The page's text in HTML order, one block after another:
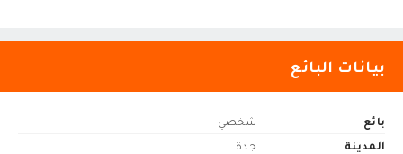
بيانات البائع
بائع
شخصي
المدينة
جدة‎‎